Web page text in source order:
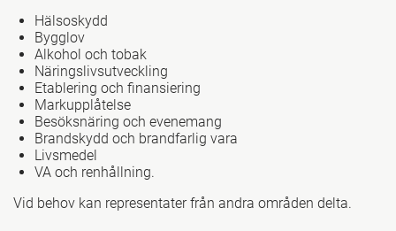
Hälsoskydd
Bygglov
Alkohol och tobak
Näringslivsutveckling
Etablering och finansiering
Markupplåtelse
Besöksnäring och evenemang
Brandskydd och brandfarlig vara
Livsmedel
VA och renhållning.
Vid behov kan representater från andra områden delta.